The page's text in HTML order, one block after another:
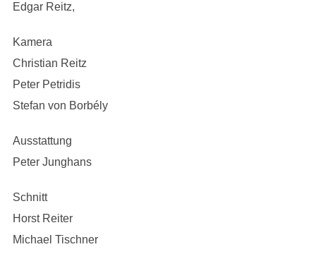
Edgar Reitz,
Kamera
Christian Reitz
Peter Petridis
Stefan von Borbély
Ausstattung
Peter Junghans
Schnitt
Horst Reiter
Michael Tischner